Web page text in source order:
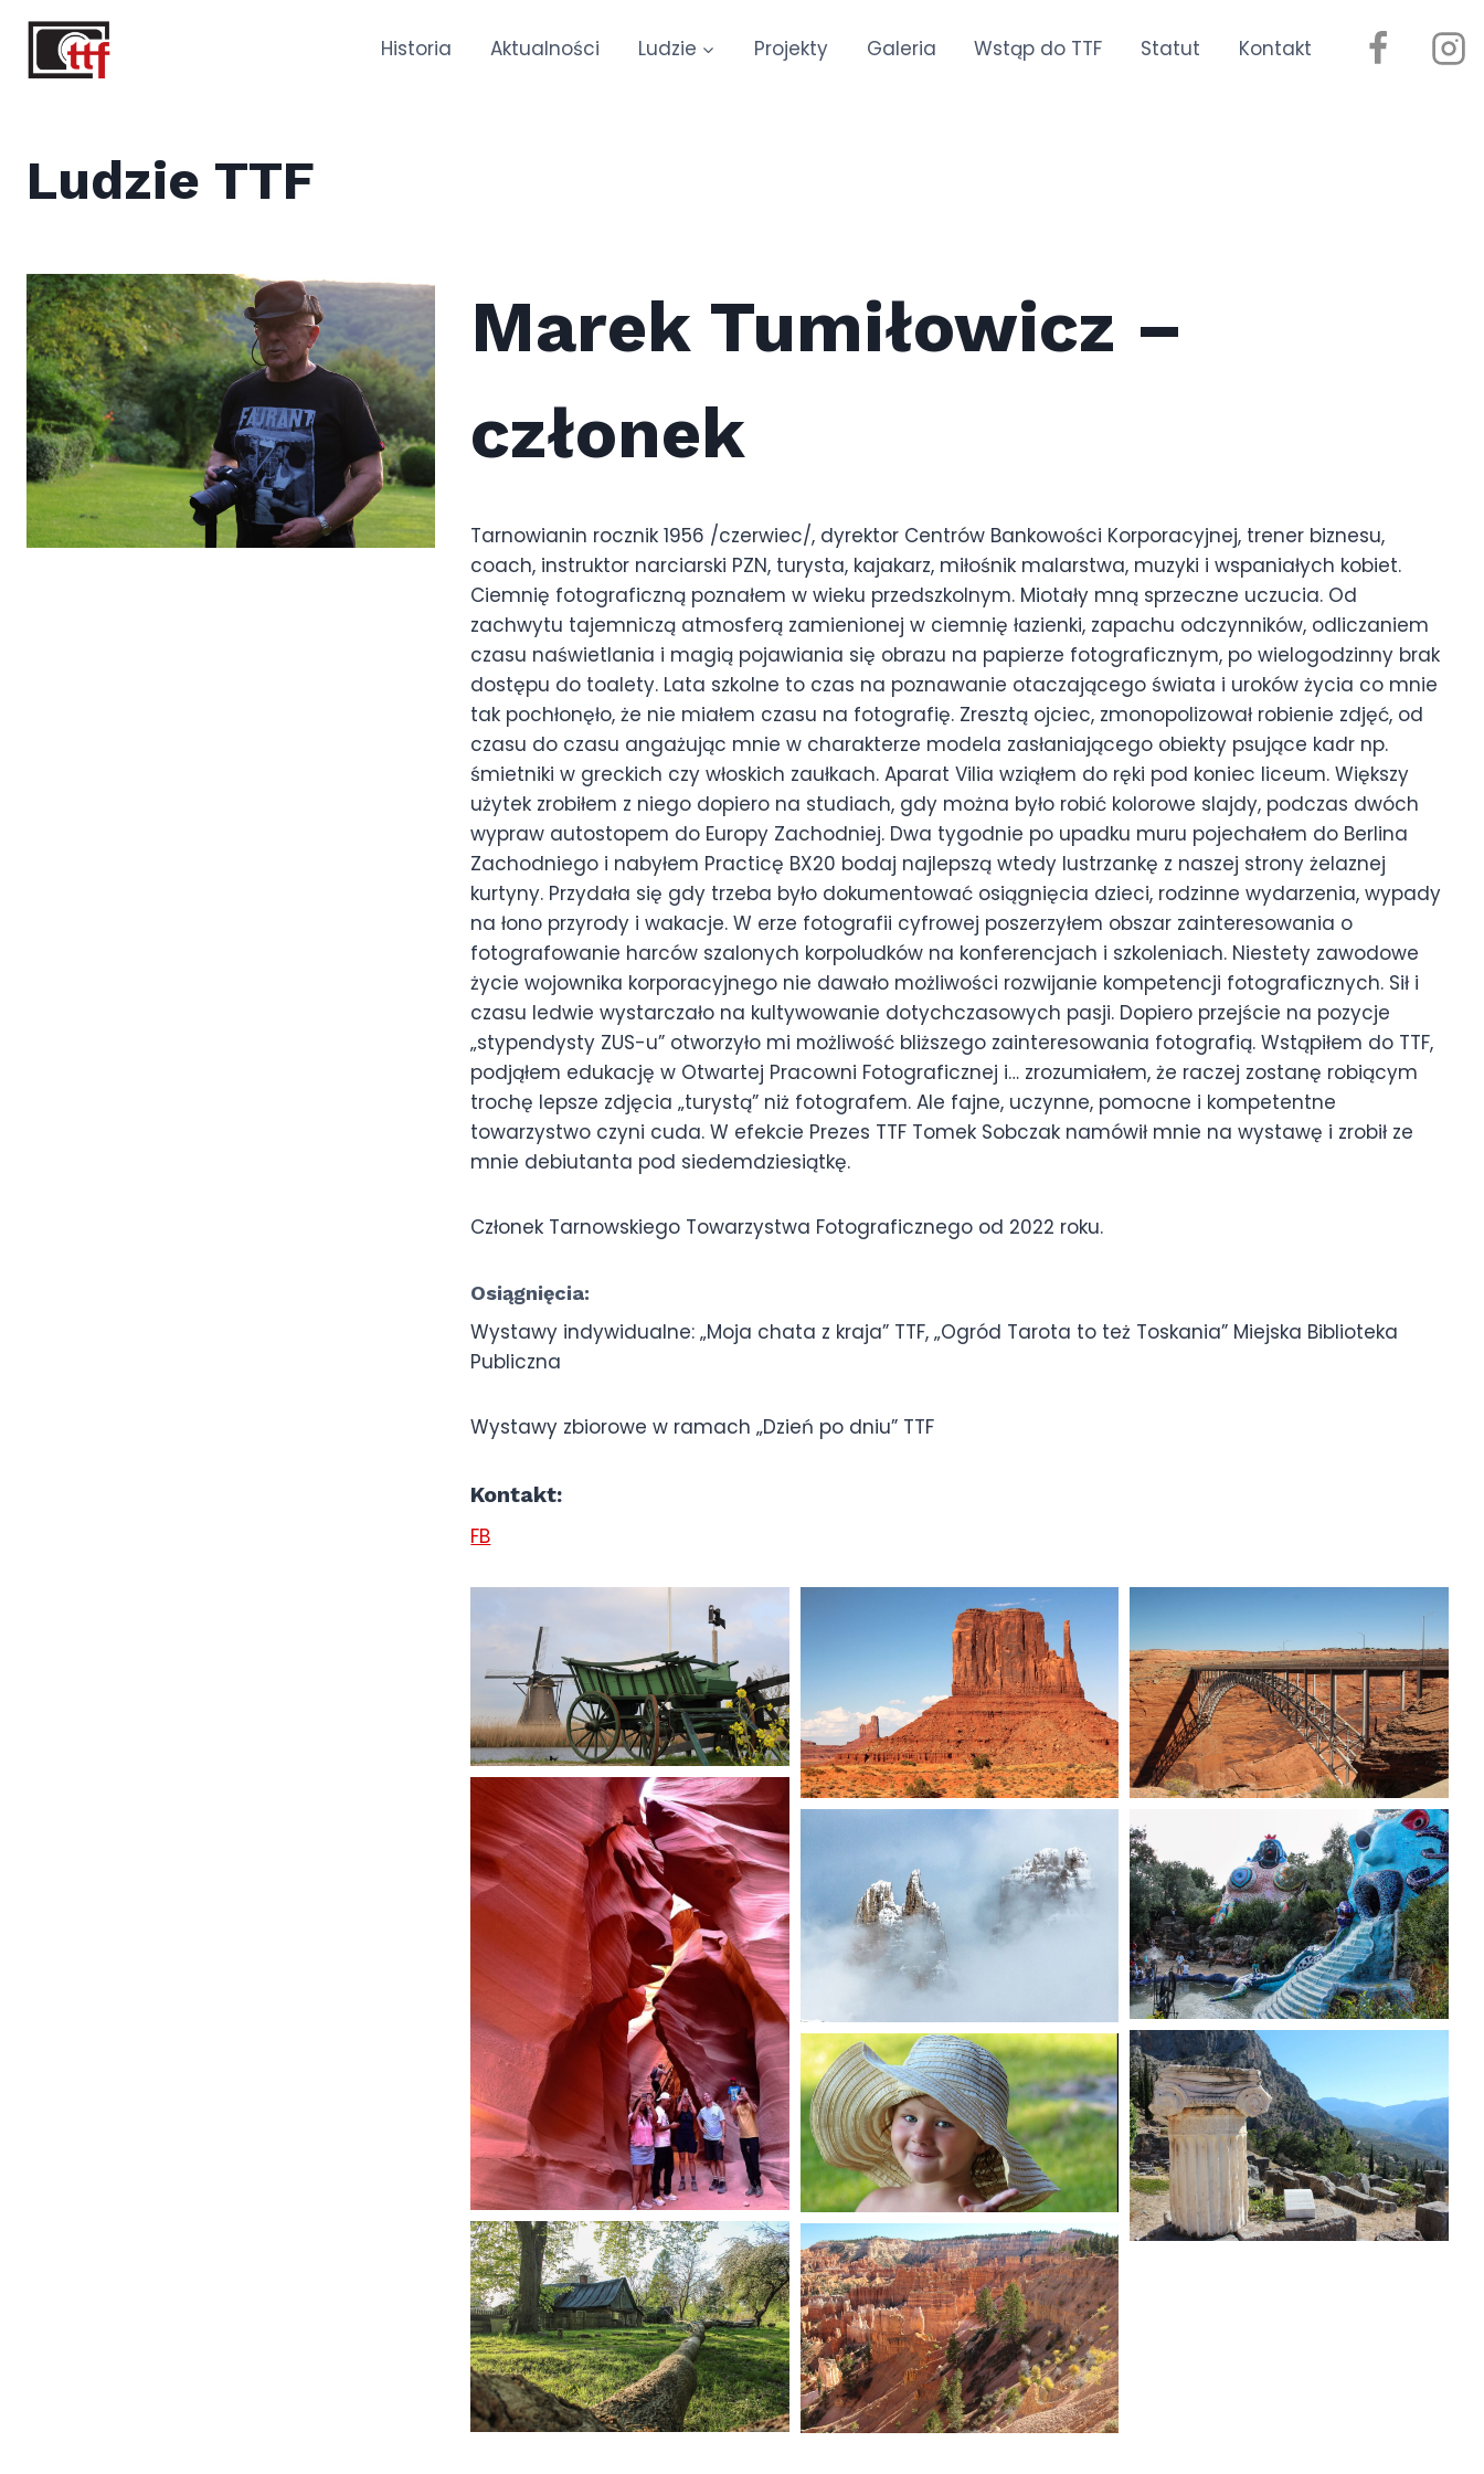
treści
Historia Aktualności Ludzie Projekty Galeria Wstąp do TTF Statut Kontakt
Ludzie TTF
Marek Tumiłowicz –
członek
Tarnowianin rocznik 1956 /czerwiec/, dyrektor Centrów Bankowości Korporacyjnej, trener biznesu,
coach, instruktor narciarski PZN, turysta, kajakarz, miłośnik malarstwa, muzyki i wspaniałych kobiet.
Ciemnię fotograficzną poznałem w wieku przedszkolnym. Miotały mną sprzeczne uczucia. Od
zachwytu tajemniczą atmosferą zamienionej w ciemnię łazienki, zapachu odczynników, odliczaniem
czasu naświetlania i magią pojawiania się obrazu na papierze fotograficznym, po wielogodzinny brak
dostępu do toalety. Lata szkolne to czas na poznawanie otaczającego świata i uroków życia co mnie
tak pochłonęło, że nie miałem czasu na fotografię. Zresztą ojciec, zmonopolizował robienie zdjęć, od
czasu do czasu angażując mnie w charakterze modela zasłaniającego obiekty psujące kadr np.
śmietniki w greckich czy włoskich zaułkach. Aparat Vilia wziąłem do ręki pod koniec liceum. Większy
użytek zrobiłem z niego dopiero na studiach, gdy można było robić kolorowe slajdy, podczas dwóch
wypraw autostopem do Europy Zachodniej. Dwa tygodnie po upadku muru pojechałem do Berlina
Zachodniego i nabyłem Practicę BX20 bodaj najlepszą wtedy lustrzankę z naszej strony żelaznej
kurtyny. Przydała się gdy trzeba było dokumentować osiągnięcia dzieci, rodzinne wydarzenia, wypady
na łono przyrody i wakacje. W erze fotografii cyfrowej poszerzyłem obszar zainteresowania o
fotografowanie harców szalonych korpoludków na konferencjach i szkoleniach. Niestety zawodowe
życie wojownika korporacyjnego nie dawało możliwości rozwijanie kompetencji fotograficznych. Sił i
czasu ledwie wystarczało na kultywowanie dotychczasowych pasji. Dopiero przejście na pozycje
„stypendysty ZUS-u” otworzyło mi możliwość bliższego zainteresowania fotografią. Wstąpiłem do TTF,
podjąłem edukację w Otwartej Pracowni Fotograficznej i… zrozumiałem, że raczej zostanę robiącym
trochę lepsze zdjęcia „turystą” niż fotografem. Ale fajne, uczynne, pomocne i kompetentne
towarzystwo czyni cuda. W efekcie Prezes TTF Tomek Sobczak namówił mnie na wystawę i zrobił ze
mnie debiutanta pod siedemdziesiątkę.
Członek Tarnowskiego Towarzystwa Fotograficznego od 2022 roku.
Osiągnięcia:
Wystawy indywidualne: „Moja chata z kraja” TTF, „Ogród Tarota to też Toskania” Miejska Biblioteka
Publiczna
Wystawy zbiorowe w ramach „Dzień po dniu” TTF
Kontakt:
FB